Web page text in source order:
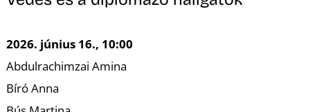
2026. június 16., 10:00
Abdulrachimzai Amina
Bíró Anna